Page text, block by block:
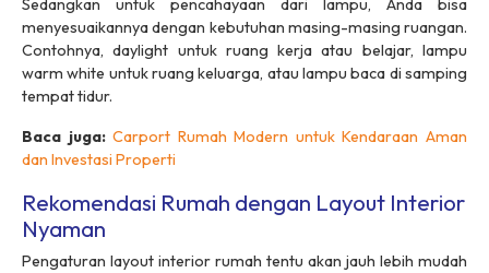
Sedangkan untuk pencahayaan dari lampu, Anda bisa
menyesuaikannya dengan kebutuhan masing-masing ruangan.
Contohnya,daylight untuk ruang kerja atau belajar, lampu
warm white untuk ruang keluarga, atau lampu baca di samping
tempat tidur.
Baca juga:Carport Rumah Modern untuk Kendaraan Aman
dan Investasi Properti
Rekomendasi Rumah dengan Layout Interior
Nyaman
Pengaturan layout interior rumah tentu akan jauh lebih mudah